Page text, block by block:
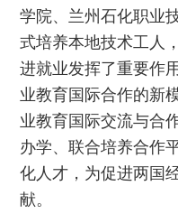
学院、兰州石化职业
式培养本地技术工人
进就业发挥了重要作
业教育国际合作的新
业教育国际交流与合
办学、联合培养合作
化人才，为促进两国
献。